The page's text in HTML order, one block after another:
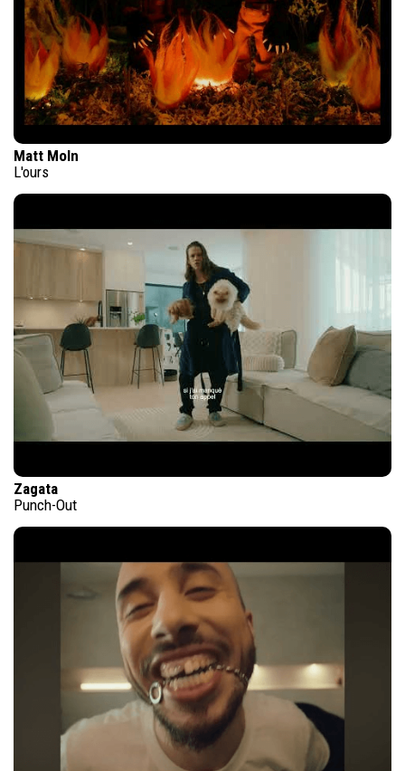
Matt Moln
L'ours
Zagata
Punch-Out